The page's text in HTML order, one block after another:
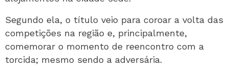
Segundo ela, o título veio para coroar a volta das
competições na região e, principalmente,
comemorar o momento de reencontro com a
torcida; mesmo sendo a adversária.